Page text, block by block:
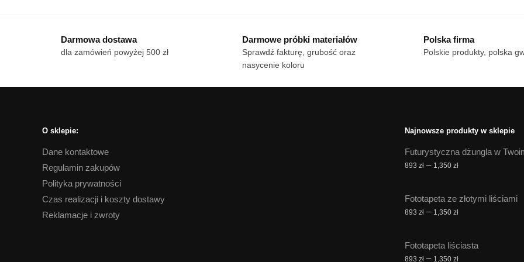
170 zł
wiele
wariantów.
można
wariantów.
Opcje
można
wybrać
wariantów.
wybrać
produktu
Darmowa dostawa
dla zamówień powyżej 500 zł
Darmowe próbki materiałów
Sprawdź fakturę, grubość oraz
nasycenie koloru
Polska firma
Polskie produkty, polska
O sklepie:
Dane kontaktowe
Regulamin zakupów
Polityka prywatności
Czas realizacji i koszty dostawy
Reklamacje i zwroty
Najnowsze produkty w sklepie
Futurystyczna dżungla w
893 zł – 1,350 złZakres
893 zł
do
Fototapeta ze złotymi liściami
893 zł – 1,350 złZakres
893 zł
Fototapeta liściasta
893 zł – 1,350 złZakres